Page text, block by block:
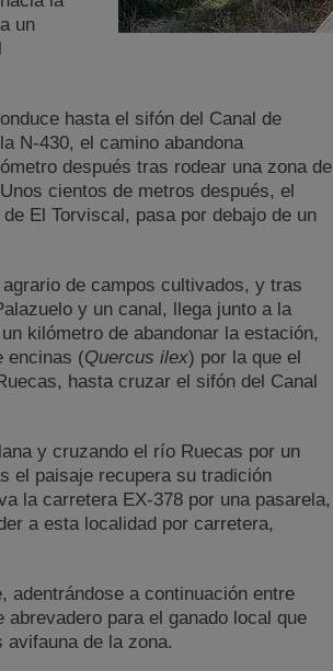
un
hasta el sifón del Canal de
N-430, el camino abandona
después tras rodear una zona de
cientos de metros después, el
El Torviscal, pasa por debajo de un
de campos cultivados, y tras
y un canal, llega junto a la
kilómetro de abandonar la estación,
encinas (Quercus ilex) por la que el
hasta cruzar el sifón del Canal
y cruzando el río Ruecas por un
el paisaje recupera su tradición
la carretera EX-378 por una pasarela,
a esta localidad por carretera,
adentrándose a continuación entre
para el ganado local que
avifauna de la zona.